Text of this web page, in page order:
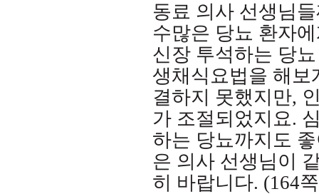
동료 의사 선생님
수많은 당뇨 환자
신장 투석하는 당
생채식요법을 해보
결하지 못했지만,
가 조절되었지요.
하는 당뇨까지도
은 의사 선생님이
히 바랍니다. (164쪽